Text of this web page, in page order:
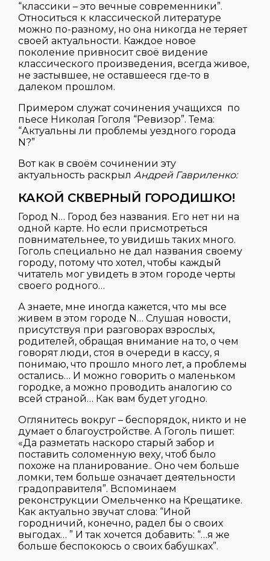
“классики – это вечные современники”.
Относиться к классической литературе
можно по-разному, но она никогда не теряет
своей актуальности. Каждое новое
поколение привносит своё видение
классического произведения, всегда живое,
не застывшее, не оставшееся где-то в
далеком прошлом.
Примером служат сочинения учащихся по
пьесе Николая Гоголя “Ревизор”. Тема:
“Актуальны ли проблемы уездного города
N?”
Вот как в своём сочинении эту
актуальность раскрыл Андрей Гавриленко:
КАКОЙ СКВЕРНЫЙ ГОРОДИШКО!
Город N… Город без названия. Его нет ни на
одной карте. Но если присмотреться
повнимательнее, то увидишь таких много.
Гоголь специально не дал названия своему
городу, потому что хотел, чтобы каждый
читатель мог увидеть в этом городе черты
своего родного…
А знаете, мне иногда кажется, что мы все
живем в этом городе N… Слушая новости,
присутствуя при разговорах взрослых,
родителей, обращая внимание на то, о чем
говорят люди, стоя в очереди в кассу, я
понимаю, что прошло много лет, а проблемы
остались… И можно говорить о маленьком
городке, а можно проводить аналогию со
всей страной… Как вам будет угодно.
Оглянитесь вокруг – беспорядок, никто и не
думает о благоустройстве. А Гоголь пишет:
«Да разметать наскоро старый забор и
поставить соломенную веху, чтоб было
похоже на планирование.. Оно чем больше
ломки, тем больше означает деятельности
градоправителя”. Вспоминаем
реконструкции Омельченко на Крещатике.
Как актуально звучат слова: “Иной
городничий, конечно, радел бы о своих
выгодах… ” И так хочется добавить: “…я же
больше беспокоюсь о своих бабушках”.